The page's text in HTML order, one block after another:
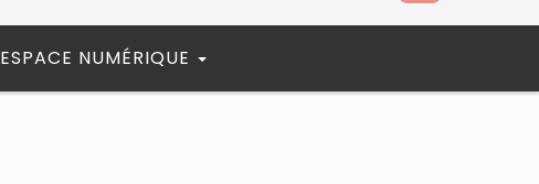
ESPACE NUMÉRIQUE